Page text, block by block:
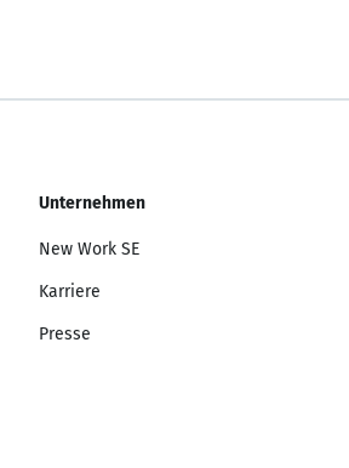
Unternehmen
New Work SE
Karriere
Presse